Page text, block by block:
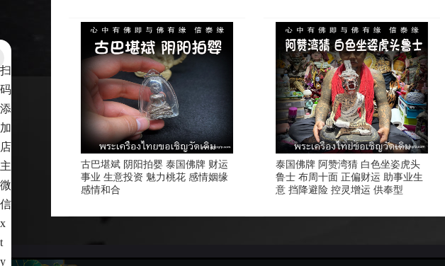
古巴堪斌 阴阳拍婴 泰国佛牌 财运
事业 生意投资 魅力桃花 感情姻缘
感情和合
泰国佛牌 阿赞湾猜 白色坐姿虎头
鲁士 布周十面 正偏财运 助事业生
意 挡降避险 控灵增运 供奉型
扫
码
添
加
店
主
微
信
x
t
y